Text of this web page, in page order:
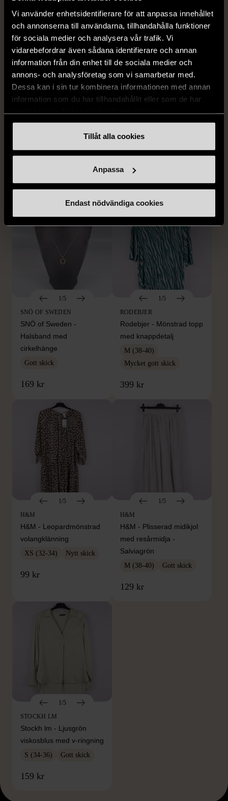
Vi använder enhetsidentifierare för att anpassa innehållet
och annonserna till användarna, tillhandahålla funktioner
för sociala medier och analysera vår trafik. Vi
vidarebefordrar även sådana identifierare och annan
information från din enhet till de sociala medier och
annons- och analysföretag som vi samarbetar med.
Dessa kan i sin tur kombinera informationen med annan
information som du har tillhandahållit eller som de har
Tillåt alla cookies
Anpassa
Endast nödvändiga cookies
Edblad - Glow - Armband
129 kr
Dyrberg/Kern - Delise -
Halsband med
249 kr
1/5
SNÖ OF SWEDEN
SNÖ of Sweden -
Halsband med
cirkelhänge
Gott skick
169 kr
1/5
RODEBJER
Rodebjer - Mönstrad topp
med knappdetalj
M (38-40)
Mycket gott skick
399 kr
1/5
H&M
H&M - Leopardmönstrad
volangklänning
XS (32-34) Nytt skick
99 kr
1/5
H&M
H&M - Plisserad midikjol
med resårmidja -
Salviagrön
M (38-40) Gott skick
129 kr
1/5
STOCKH LM
Stockh lm - Ljusgrön
viskosblus med v-ringning
S (34-36) Gott skick
159 kr